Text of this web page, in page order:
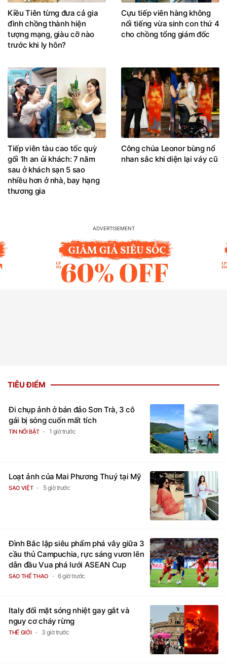
Kiều Tiên từng đưa cả gia
đình chồng thành hiện
tượng mạng, giàu cỡ nào
trước khi ly hôn?
Cựu tiếp viên hàng không
nổi tiếng vừa sinh con thứ 4
cho chồng tổng giám đốc
Tiếp viên tàu cao tốc quỳ
gối 1h an ủi khách: 7 năm
sau ở khách sạn 5 sao
nhiều hơn ở nhà, bay hạng
thương gia
Công chúa Leonor bùng nổ
nhan sắc khi diện lại váy cũ
TIÊU ĐIỂM
Đi chụp ảnh ở bán đảo Sơn Trà, 3 cô
gái bị sóng cuốn mất tích
TIN NỔI BẬT 1 giờ trước
Loạt ảnh của Mai Phương Thuý tại Mỹ
SAO VIỆT 5 giờ trước
Đình Bắc lập siêu phẩm phá vây giữa 3
cầu thủ Campuchia, rực sáng vươn lên
dẫn đầu Vua phá lưới ASEAN Cup
SAO THỂ THAO 6 giờ trước
Italy đối mặt sóng nhiệt gay gắt và
nguy cơ cháy rừng
THẾ GIỚI 3 giờ trước